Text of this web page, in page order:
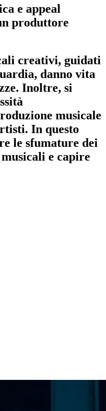
e appeal
produttore
creativi, guidati
danno vita
Inoltre, si
musicale
In questo
le sfumature dei
e capire